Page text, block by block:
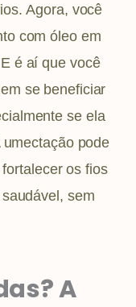
Agora, você
com óleo em
é aí que você
se beneficiar
se ela
pode
os fios
sem
A